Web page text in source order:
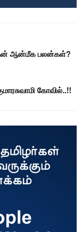
ஆன்மீக பலன்கள்?
கோவில்..!!